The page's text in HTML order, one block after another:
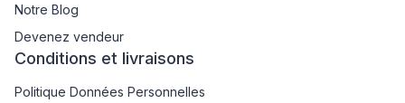
Notre Blog
Devenez vendeur
Conditions et livraisons
Politique Données Personnelles